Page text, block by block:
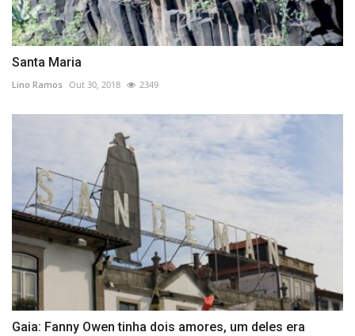
Santa Maria
Lino Ramos Out 30, 2018 2349
Gaia: Fanny Owen tinha dois amores, um deles era